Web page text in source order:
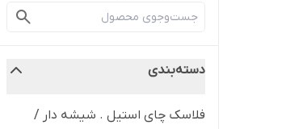
دسته‌بندی
فلاسک چای استیل . شیشه دار /